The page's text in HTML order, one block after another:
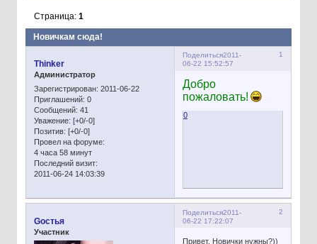
Новичкам сюда!
Страница: 1
Поделиться 1
2011-
06-22 15:52:57
Thinker
Администратор
Зарегистрирован: 2011-06-22
Приглашений: 0
Сообщений: 41
Уважение: [+0/-0]
Позитив: [+0/-0]
Провел на форуме:
4 часа 58 минут
Последний визит:
2011-06-24 14:03:39
Добро
пожаловать!
0
Поделиться 2
2011-
06-22 17:22:07
Gостья
Участник
Привет. Новички нужны?))